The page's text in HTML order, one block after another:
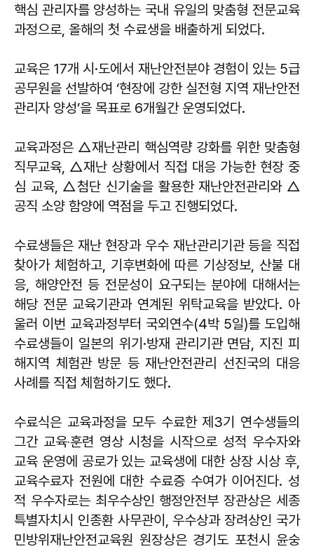
핵심 관리자를 양성하는 국내 유일의 맞춤형 전문교육
과정으로, 올해의 첫 수료생을 배출하게 되었다.
교육은 17개 시·도에서 재난안전분야 경험이 있는 5급
공무원을 선발하여 ‘현장에 강한 실전형 지역 재난안전
관리자 양성’을 목표로 6개월간 운영되었다.
교육과정은 △재난관리 핵심역량 강화를 위한 맞춤형
직무교육, △재난 상황에서 직접 대응 가능한 현장 중
심 교육, △첨단 신기술을 활용한 재난안전관리와 △
공직 소양 함양에 역점을 두고 진행되었다.
수료생들은 재난 현장과 우수 재난관리기관 등을 직접
찾아가 체험하고, 기후변화에 따른 기상정보, 산불 대
응, 해양안전 등 전문성이 요구되는 분야에 대해서는
해당 전문 교육기관과 연계된 위탁교육을 받았다. 아
울러 이번 교육과정부터 국외연수(4박 5일)를 도입해
수료생들이 일본의 위기·방재 관리기관 면담, 지진 피
해지역 체험관 방문 등 재난안전관리 선진국의 대응
사례를 직접 체험하기도 했다.
수료식은 교육과정을 모두 수료한 제3기 연수생들의
그간 교육‧훈련 영상 시청을 시작으로 성적 우수자와
교육 운영에 공로가 있는 교육생에 대한 상장 시상 후,
교육수료자 전원에 대한 수료증 수여가 이어진다. 성
적 우수자로는 최우수상인 행정안전부 장관상은 세종
특별자치시 인종환 사무관이, 우수상과 장려상인 국가
민방위재난안전교육원 원장상은 경기도 포천시 윤숭